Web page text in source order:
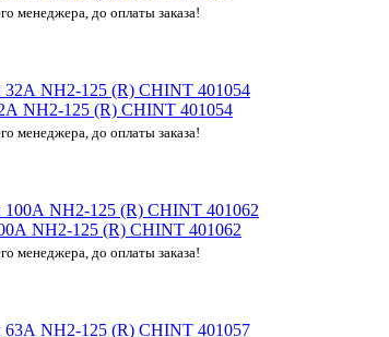
менеджера, до оплаты заказа!
NH2-125 (R) CHINT 401054
менеджера, до оплаты заказа!
NH2-125 (R) CHINT 401062
менеджера, до оплаты заказа!